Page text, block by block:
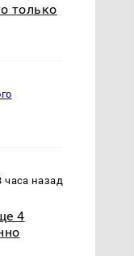
только
часа назад
4